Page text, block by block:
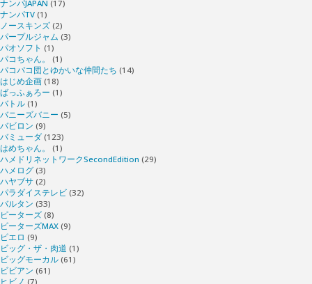
ナンパJAPAN (17)
ナンパTV (1)
ノースキンズ (2)
パープルジャム (3)
パオソフト (1)
パコちゃん。
(1)
パコパコ団とゆかいな仲間たち (14)
はじめ企画 (18)
ばっふぁろー (1)
バトル (1)
バニーズバニー (5)
バビロン (9)
バミューダ (123)
はめちゃん。
(1)
ハメドリネットワークSecondEdition (29)
ハメログ (3)
ハヤブサ (2)
パラダイステレビ (32)
バルタン (33)
ピーターズ (8)
ピーターズMAX (9)
ピエロ (9)
ビッグ・ザ・肉道 (1)
ビッグモーカル (61)
ビビアン (61)
ヒビノ (7)